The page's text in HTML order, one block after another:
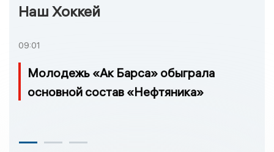
Наш Хоккей
09:01
Молодежь «Ак Барса» обыграла
основной состав «Нефтяника»